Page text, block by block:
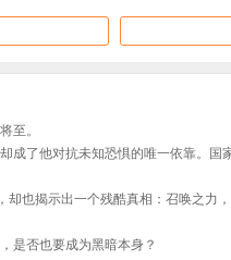
至。
了他对抗未知恐惧的唯一依靠
也揭示出一个残酷真相：召唤之
是否也要成为黑暗本身？